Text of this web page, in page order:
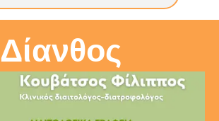
Δίανθος